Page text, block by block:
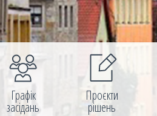
Графік
засідань
Проєкти
рішень